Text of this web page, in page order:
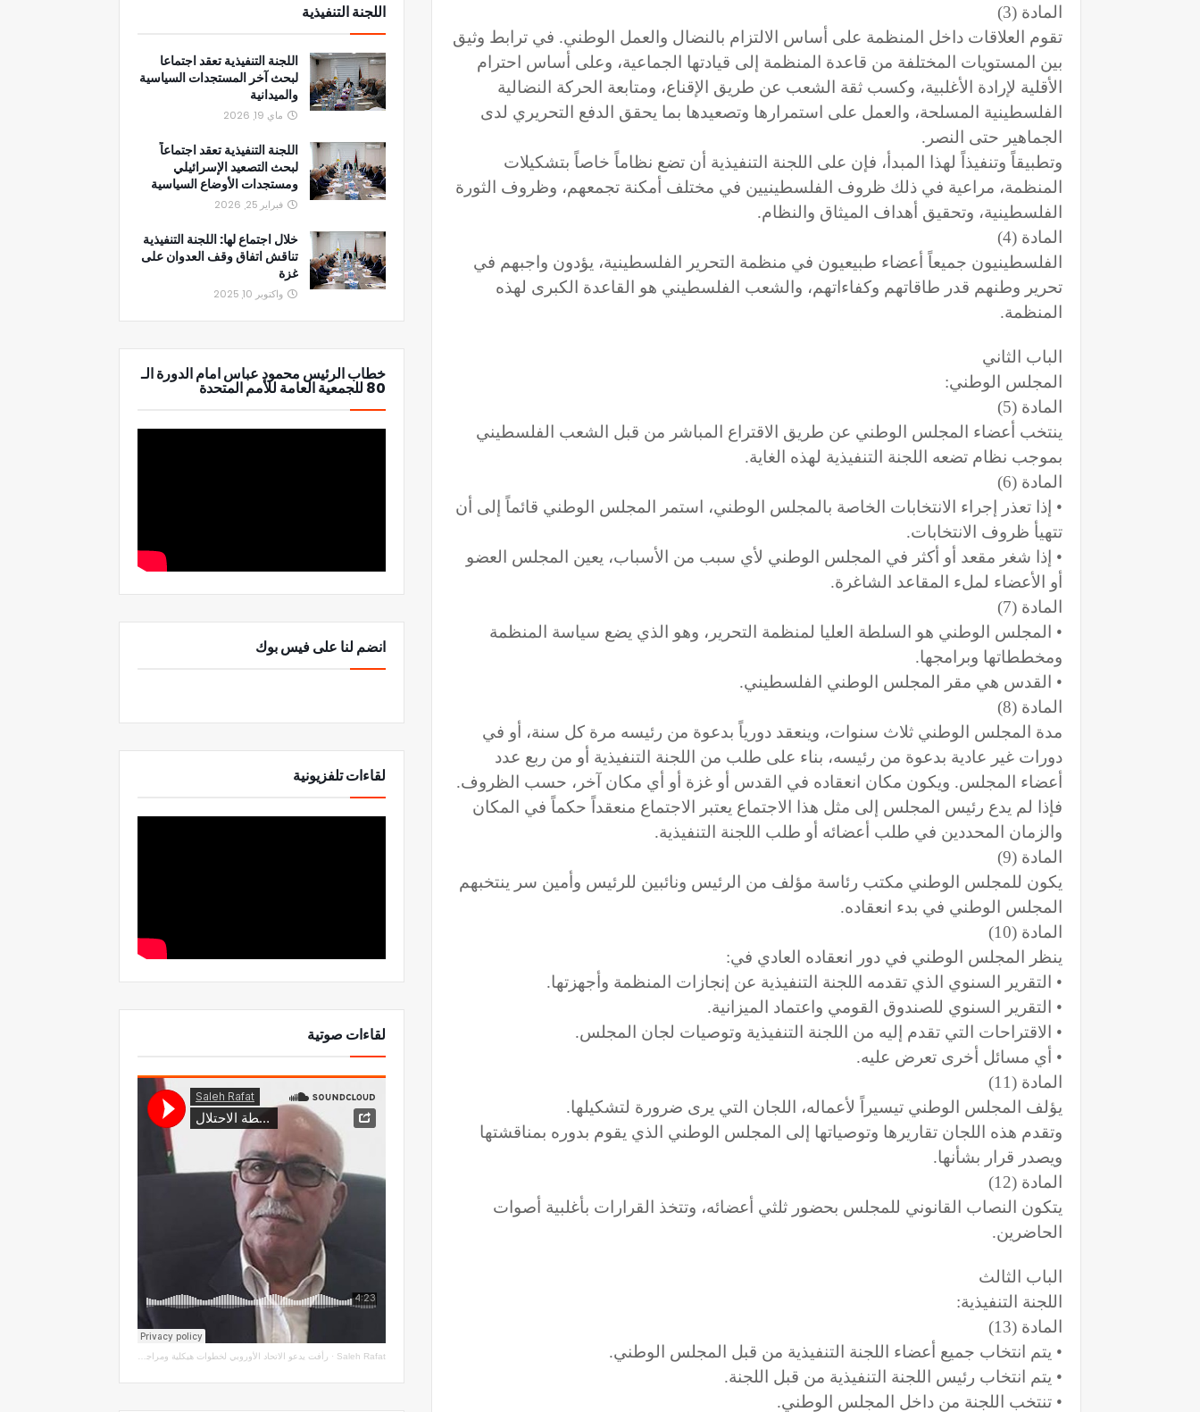
المادة (3)
تقوم العلاقات داخل المنظمة على أساس الالتزام بالنضال والعمل الوطني. في ترابط وثيق
بين المستويات المختلفة من قاعدة المنظمة إلى قيادتها الجماعية، وعلى أساس احترام
الأقلية لإرادة الأغلبية، وكسب ثقة الشعب عن طريق الإقناع، ومتابعة الحركة النضالية
الفلسطينية المسلحة، والعمل على استمرارها وتصعيدها بما يحقق الدفع التحريري لدى
الجماهير حتى النصر.
وتطبيقاً وتنفيذاً لهذا المبدأ، فإن على اللجنة التنفيذية أن تضع نظاماً خاصاً بتشكيلات
المنظمة، مراعية في ذلك ظروف الفلسطينيين في مختلف أمكنة تجمعهم، وظروف الثورة
الفلسطينية، وتحقيق أهداف الميثاق والنظام.
المادة (4)
الفلسطينيون جميعاً أعضاء طبيعيون في منظمة التحرير الفلسطينية، يؤدون واجبهم في
تحرير وطنهم قدر طاقاتهم وكفاءاتهم، والشعب الفلسطيني هو القاعدة الكبرى لهذه
المنظمة.
الباب الثاني
المجلس الوطني:
المادة (5)
ينتخب أعضاء المجلس الوطني عن طريق الاقتراع المباشر من قبل الشعب الفلسطيني
بموجب نظام تضعه اللجنة التنفيذية لهذه الغاية.
المادة (6)
• إذا تعذر إجراء الانتخابات الخاصة بالمجلس الوطني، استمر المجلس الوطني قائماً إلى أن
تتهيأ ظروف الانتخابات.
• إذا شغر مقعد أو أكثر في المجلس الوطني لأي سبب من الأسباب، يعين المجلس العضو
أو الأعضاء لملء المقاعد الشاغرة.
المادة (7)
• المجلس الوطني هو السلطة العليا لمنظمة التحرير، وهو الذي يضع سياسة المنظمة
ومخططاتها وبرامجها.
• القدس هي مقر المجلس الوطني الفلسطيني.
المادة (8)
مدة المجلس الوطني ثلاث سنوات، وينعقد دورياً بدعوة من رئيسه مرة كل سنة، أو في
دورات غير عادية بدعوة من رئيسه، بناء على طلب من اللجنة التنفيذية أو من ربع عدد
أعضاء المجلس. ويكون مكان انعقاده في القدس أو غزة أو أي مكان آخر، حسب الظروف.
فإذا لم يدع رئيس المجلس إلى مثل هذا الاجتماع يعتبر الاجتماع منعقداً حكماً في المكان
والزمان المحددين في طلب أعضائه أو طلب اللجنة التنفيذية.
المادة (9)
يكون للمجلس الوطني مكتب رئاسة مؤلف من الرئيس ونائبين للرئيس وأمين سر ينتخبهم
المجلس الوطني في بدء انعقاده.
المادة (10)
ينظر المجلس الوطني في دور انعقاده العادي في:
• التقرير السنوي الذي تقدمه اللجنة التنفيذية عن إنجازات المنظمة وأجهزتها.
• التقرير السنوي للصندوق القومي واعتماد الميزانية.
• الاقتراحات التي تقدم إليه من اللجنة التنفيذية وتوصيات لجان المجلس.
• أي مسائل أخرى تعرض عليه.
المادة (11)
يؤلف المجلس الوطني تيسيراً لأعماله، اللجان التي يرى ضرورة لتشكيلها.
وتقدم هذه اللجان تقاريرها وتوصياتها إلى المجلس الوطني الذي يقوم بدوره بمناقشتها
ويصدر قرار بشأنها.
المادة (12)
يتكون النصاب القانوني للمجلس بحضور ثلثي أعضائه، وتتخذ القرارات بأغلبية أصوات
الحاضرين.
الباب الثالث
اللجنة التنفيذية:
المادة (13)
• يتم انتخاب جميع أعضاء اللجنة التنفيذية من قبل المجلس الوطني.
• يتم انتخاب رئيس اللجنة التنفيذية من قبل اللجنة.
• تنتخب اللجنة من داخل المجلس الوطني.
اللجنة التنفيذية
اللجنة التنفيذية تعقد اجتماعا
لبحث آخر المستجدات السياسية
والميدانية
ماي 19, 2026
اللجنة التنفيذية تعقد اجتماعاً
لبحث التصعيد الإسرائيلي
ومستجدات الأوضاع السياسية
فبراير 25, 2026
خلال اجتماع لها: اللجنة التنفيذية
تناقش اتفاق وقف العدوان على
غزة
واكتوبر 10, 2025
خطاب الرئيس محمود عباس امام الدورة الـ
80 للجمعية العامة للأمم المتحدة
انضم لنا على فيس بوك
لقاءات تلفزيونية
لقاءات صوتية
Saleh Rafat
· رأفت يدعو الاتحاد الأوروبي لخطوات هيكلية ومراجعة اتفاقيات الشراكة مع سلطة الاحتلال